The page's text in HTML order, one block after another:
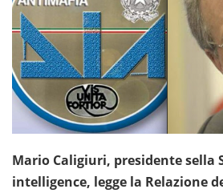
Mario Caligiuri, presidente sella
intelligence, legge la Relazione